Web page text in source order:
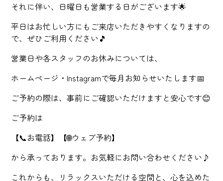
それに伴い、日曜日も営業する日がございます🌟
平日はお忙しい方にもご来店いただきやすくなりますの
で、ぜひご利用ください🎵
営業日や各スタッフのお休みについては、
ホームページ・Instagramで毎月お知らせいたします📅
ご予約の際は、事前にご確認いただけますと安心です😊
ご予約は
【📞お電話】【🌐ウェブ予約】
から承っております。お気軽にお問い合わせください♪
これからも、リラックスいただける空間と、心を込めた